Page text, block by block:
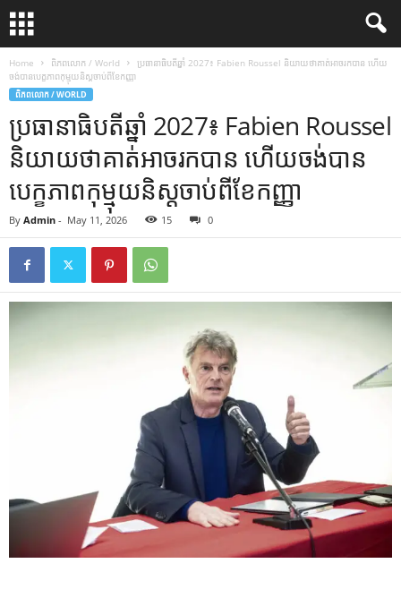
Home ពិភពលោក / World
ប្រធានាធិបតីឆ្នាំ 2027៖ Fabien Roussel និយាយថាគាត់អាចរកបាន ហើយ
ចង់បានបេក្ខភាពកុម្មុយនិស្តចាប់ពីខែកញ្ញា
ពិភពលោក / WORLD
ប្រធានាធិបតីឆ្នាំ 2027៖ Fabien Roussel
និយាយថាគាត់អាចរកបាន ហើយចង់បាន
បេក្ខភាពកុម្មុយនិស្តចាប់ពីខែកញ្ញា
By Admin - May 11, 2026 15 0